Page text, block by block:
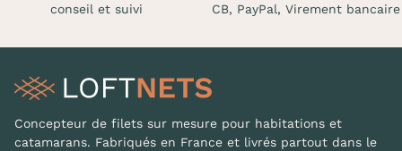
conseil et suivi
CB, PayPal, Virement bancaire
Concepteur de filets sur mesure pour habitations et
catamarans. Fabriqués en France et livrés partout dans le